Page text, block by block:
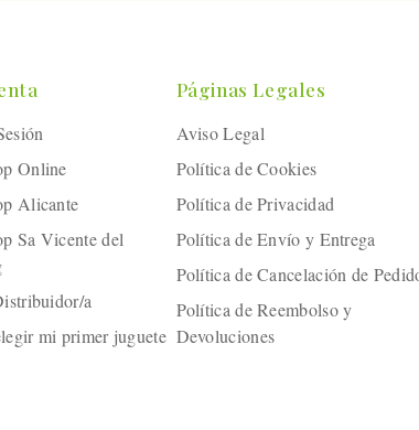
Online
Alicante
Sa Vicente del
a
mi primer juguete
Páginas Legales
Aviso Legal
Política de Cookies
Política de Privacidad
Política de Envío y Entrega
Política de Cancelación de
Política de Reembolso y
Devoluciones